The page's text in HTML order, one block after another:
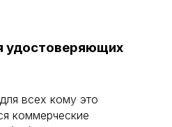
удостоверяющих
всех кому это
коммерческие